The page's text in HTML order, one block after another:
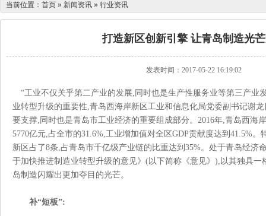
当前位置： 首页 » 新闻资讯 » 行业资讯
打造新区创新引擎 让青岛制造光
发表时间：2017-05-22 16:19:02
“工业不仅关乎第二产业的发展,同时也是生产性服务业等第三产业发
业转型升级的重要性,青岛西海岸新区工业和信息化局党委副书记谢
要支撑,同时也是青岛市工业经济的重要组成部分。2016年,青岛西
5770亿元,占全市的31.6%,工业增加值对全区GDP贡献度达到41.5%
新区占了8条,占青岛市千亿级产业链的比重达到35%。处于青岛经
于加快推进制造业转型升级的意见》(以下简称《意见》),以其独具一
岛制造闪耀出更加夺目的光芒。
补“短板”: